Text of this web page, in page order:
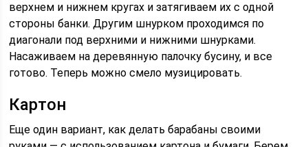
верхнем и нижнем кругах и затягиваем их с одной
стороны банки. Другим шнурком проходимся по
диагонали под верхними и нижними шнурками.
Насаживаем на деревянную палочку бусину, и все
готово. Теперь можно смело музицировать.
Картон
Еще один вариант, как делать барабаны своими